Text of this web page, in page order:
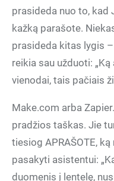
prasideda nuo to, kad
kažką parašote.
prasideda kitas lygis
reikia sau užduoti:
vienodai, tais pačiais
Make.com arba
pradžios taškas. Jie
tiesiog APRAŠOTE,
pasakyti asistentui:
duomenis į lentelę,